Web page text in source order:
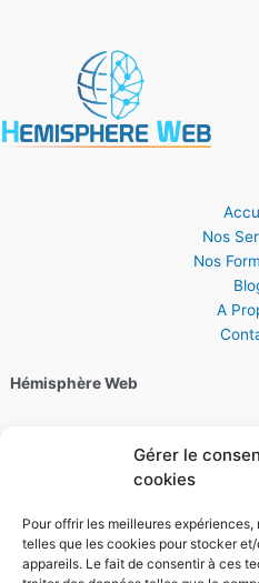
Gérer le
cookies
Pour offrir les meilleures
telles que les cookies pour stocker
appareils. Le fait de consentir à ces
Nos
Nos
A
Hémisphère Web
4 Quai Kellermann, 67000
Horaires :